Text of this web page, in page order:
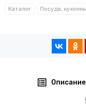
Каталог
Описание